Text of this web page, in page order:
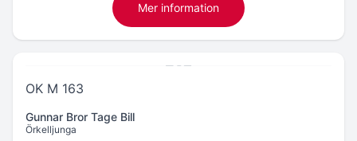
Mer information
OK M 163
Gunnar Bror Tage Bill
Örkelljunga